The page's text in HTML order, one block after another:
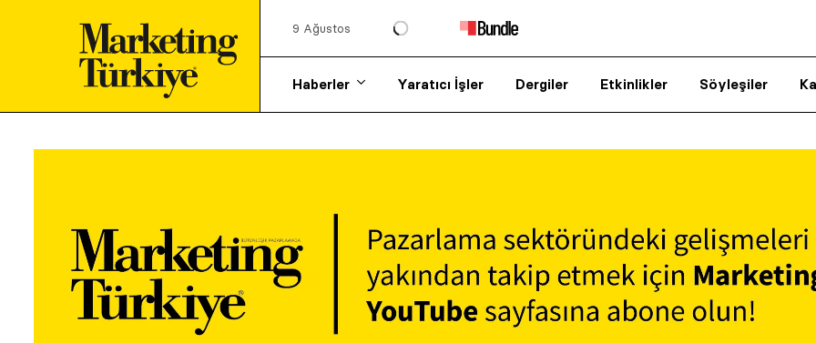
9 Ağustos
Haberler Yaratıcı İşler Dergiler Etkinlikler Söyleşiler